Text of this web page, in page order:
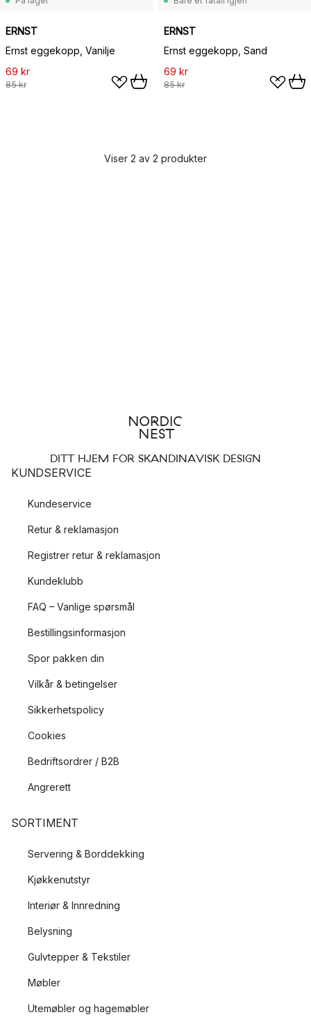
ERNST
Ernst eggekopp, Vanilje
69 kr
85 kr
ERNST
Ernst eggekopp, Sand
69 kr
85 kr
Viser 2 av 2 produkter
DITT HJEM FOR SKANDINAVISK DESIGN
KUNDSERVICE
Kundeservice
Retur & reklamasjon
Registrer retur & reklamasjon
Kundeklubb
FAQ – Vanlige spørsmål
Bestillingsinformasjon
Spor pakken din
Vilkår & betingelser
Sikkerhetspolicy
Cookies
Bedriftsordrer / B2B
Angrerett
SORTIMENT
Servering & Borddekking
Kjøkkenutstyr
Interiør & Innredning
Belysning
Gulvtepper & Tekstiler
Møbler
Utemøbler og hagemøbler